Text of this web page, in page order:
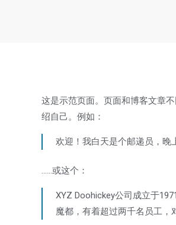
这是示范页面。页面和博客文章
绍自己。例如：
欢迎！我白天是个邮递员，晚
……或这个：
XYZ Doohickey公司成立于
魔都，有着超过两千名员工，